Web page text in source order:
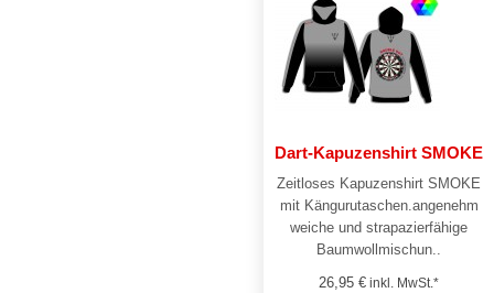
Dart-Kapuzenshirt SMOKE
Zeitloses Kapuzenshirt SMOKE
mit Kängurutaschen.angenehm
weiche und strapazierfähige
Baumwollmischun..
26,95 € inkl. MwSt.*